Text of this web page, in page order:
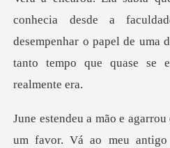
desempenhar o papel de uma
um favor. Vá ao meu antigo